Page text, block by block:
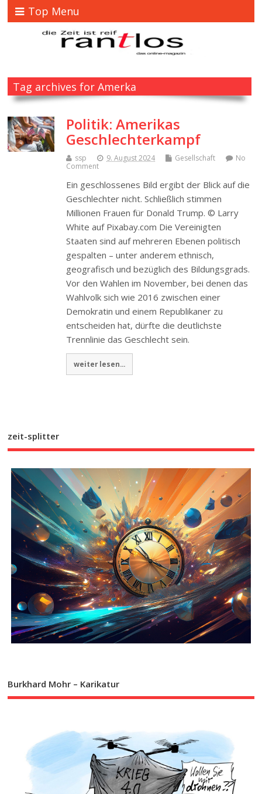
Top Menu
Tag archives for Amerka
Politik: Amerikas
Geschlechterkampf
ssp 9. August 2024 Gesellschaft
No
Comment
Ein geschlossenes Bild ergibt der Blick auf die
Geschlechter nicht. Schließlich stimmen
Millionen Frauen für Donald Trump. © Larry
White auf Pixabay.com Die Vereinigten
Staaten sind auf mehreren Ebenen politisch
gespalten – unter anderem ethnisch,
geografisch und bezüglich des Bildungsgrads.
Vor den Wahlen im November, bei denen das
Wahlvolk sich wie 2016 zwischen einer
Demokratin und einem Republikaner zu
entscheiden hat, dürfte die deutlichste
Trennlinie das Geschlecht sein.
weiter lesen...
zeit-splitter
Burkhard Mohr – Karikatur